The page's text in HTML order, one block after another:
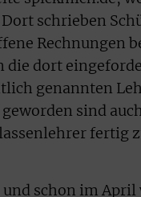
schrieben
Rechnungen
die dort
genannten
sind
fertig
schon im April